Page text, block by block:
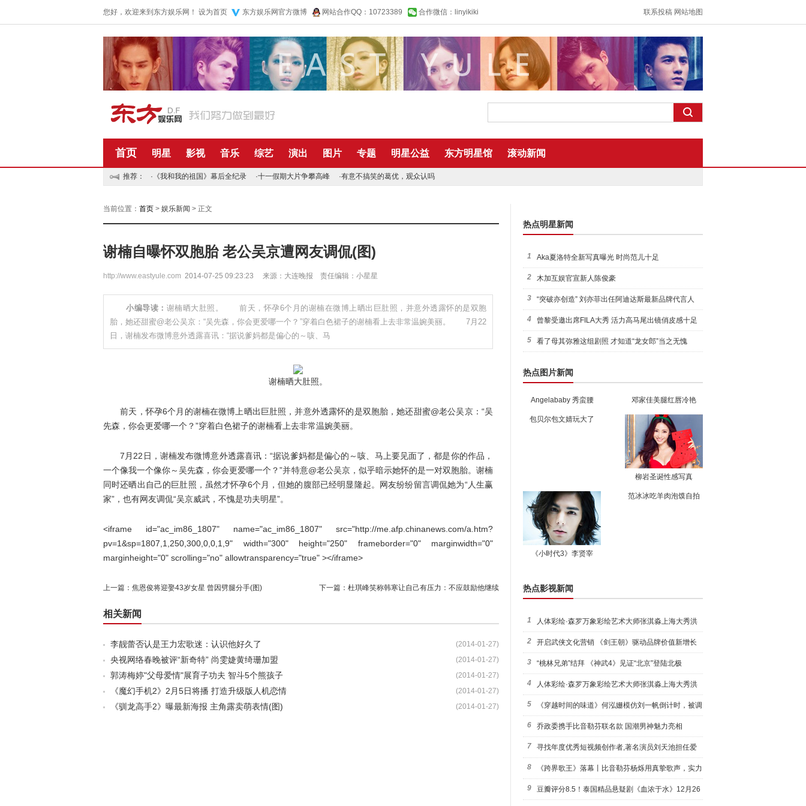
您好，欢迎来到东方娱乐网！ 设为首页 东方娱乐网官方微博 网站合作QQ：10723389 合作微信：linyikiki 联系投稿 网站地图
首页 明星 影视 音乐 综艺 演出 图片 专题 明星公益 东方明星馆 滚动新闻
推荐： · 《我和我的祖国》幕后全纪录 ·十一假期大片争攀高峰 ·有意不搞笑的葛优，观众认吗
当前位置： 首页 > 娱乐新闻 > 正文
谢楠自曝怀双胞胎 老公吴京遭网友调侃(图)
http://www.eastyule.com 2014-07-25 09:23:23 来源：大连晚报 责任编辑：小星星
小编导读： 谢楠晒大肚照。 前天，怀孕6个月的谢楠在微博上晒出巨肚照，并意外透露怀的是双胞
胎，她还甜蜜@老公吴京：“吴先森，你会更爱哪一个？”穿着白色裙子的谢楠看上去非常温婉美丽。 7月22
日，谢楠发布微博意外透露喜讯：“据说爹妈都是偏心的～咳、马
谢楠晒大肚照。
前天，怀孕6个月的谢楠在微博上晒出巨肚照，并意外透露怀的是双胞胎，她还甜蜜@老公吴京：“吴
先森，你会更爱哪一个？”穿着白色裙子的谢楠看上去非常温婉美丽。
7月22日，谢楠发布微博意外透露喜讯：“据说爹妈都是偏心的～咳、马上要见面了，都是你的作品，
一个像我一个像你～吴先森，你会更爱哪一个？”并特意@老公吴京，似乎暗示她怀的是一对双胞胎。谢楠
同时还晒出自己的巨肚照，虽然才怀孕6个月，但她的腹部已经明显隆起。网友纷纷留言调侃她为“人生赢
家”，也有网友调侃“吴京威武，不愧是功夫明星”。
<iframe id="ac_im86_1807" name="ac_im86_1807" src="http://me.afp.chinanews.com/a.htm?
pv=1&sp=1807,1,250,300,0,0,1,9" width="300" height="250" frameborder="0" marginwidth="0"
marginheight="0" scrolling="no" allowtransparency="true" ></iframe>
上一篇： 焦恩俊将迎娶43岁女星 曾因劈腿分手(图) 下一篇： 杜琪峰笑称韩寒让自己有压力：不应鼓励他继续
相关新闻
(2014-01-27)
李靓蕾否认是王力宏歌迷：认识他好久了
(2014-01-27)
央视网络春晚被评“新奇特” 尚雯婕黄绮珊加盟
(2014-01-27)
郭涛梅婷"父母爱情"展育子功夫 智斗5个熊孩子
(2014-01-27)
《魔幻手机2》2月5日将播 打造升级版人机恋情
(2014-01-27)
《驯龙高手2》曝最新海报 主角露卖萌表情(图)
热点明星新闻
1 Aka夏洛特全新写真曝光 时尚范儿十足
2 木加互娱官宣新人陈俊豪
3 “突破亦创造” 刘亦菲出任阿迪达斯最新品牌代言人
引爆
4 曾黎受邀出席FILA大秀 活力高马尾出镜俏皮感十足
5 看了母其弥雅这组剧照 才知道“龙女郎”当之无愧
热点图片新闻
Angelababy 秀蛮腰 邓家佳美腿红唇冷艳
包贝尔包文婧玩大了
柳岩圣诞性感写真
《小时代3》李贤宰
范冰冰吃羊肉泡馍自拍
热点影视新闻
1 人体彩绘·森罗万象彩绘艺术大师张淇淼上海大秀洪
荒宇宙
2 开启武侠文化营销 《剑王朝》驱动品牌价值新增长
3 “桃林兄弟”结拜 《神武4》见证“北京”登陆北极
4 人体彩绘·森罗万象彩绘艺术大师张淇淼上海大秀洪
荒宇宙
5 《穿越时间的味道》何泓姗模仿刘一帆倒计时，被调
侃“学人
6 乔政委携手比音勒芬联名款 国潮男神魅力亮相
7 寻找年度优秀短视频创作者,著名演员刘天池担任爱
奇艺号"奇
8 《跨界歌王》落幕丨比音勒芬杨烁用真挚歌声，实力
圈粉!
9 豆瓣评分8.5！泰国精品悬疑剧《血浓于水》12月26